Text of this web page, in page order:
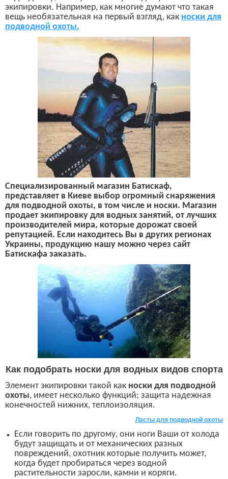
экипировки. Например, как многие думают что такая
вещь необязательная на первый взгляд, как носки для
подводной охоты.
Специализированный магазин Батискаф,
представляет в Киеве выбор огромный снаряжения
для подводной охоты, в том числе и носки. Магазин
продает экипировку для водных занятий, от лучших
производителей мира, которые дорожат своей
репутацией. Если находитесь Вы в других регионах
Украины, продукцию нашу можно через сайт
Батискафа заказать.
Как подобрать носки для водных видов спорта
Элемент экипировки такой как носки для подводной
охоты, имеет несколько функций; защита надежная
конечностей нижних, теплоизоляция.
Ласты для подводной охоты
Если говорить по другому, они ноги Ваши от холода
будут защищать и от механических разных
повреждений, охотник которые получить может,
когда будет пробираться через водной
растительности заросли, камни и коряги.